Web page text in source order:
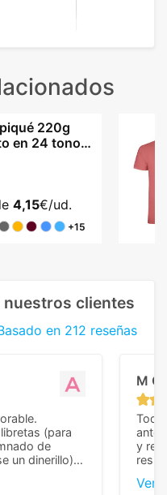
220g
en 24 tonos
4,15€/ud.
+15
nuestros clientes
en 212 reseñas
(para
de
un dinerillo) y
buena calidad
M C
Todo
y
Ver